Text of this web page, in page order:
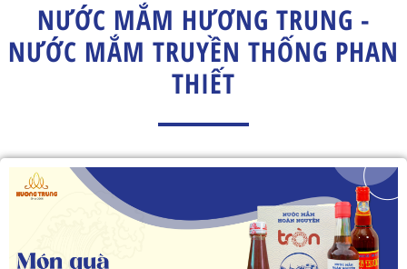
NƯỚC MẮM HƯƠNG TRUNG -
NƯỚC MẮM TRUYỀN THỐNG PHAN
THIẾT